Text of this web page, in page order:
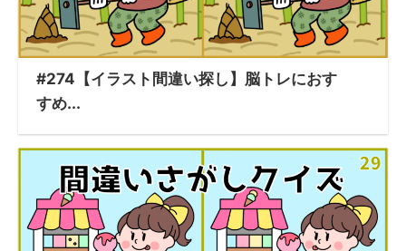
#274【イラスト間違い探し】脳トレにおす
すめ...